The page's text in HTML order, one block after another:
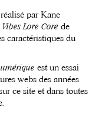
réalisé par Kane
Vibes Lore Core de
caractéristiques du
est un essai
webs des années
ce site et dans toutes